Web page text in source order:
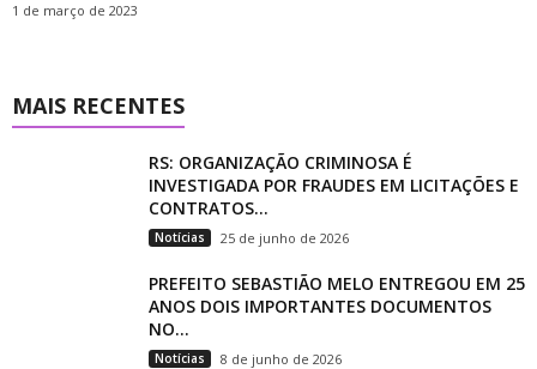
1 de março de 2023
MAIS RECENTES
RS: ORGANIZAÇÃO CRIMINOSA É
INVESTIGADA POR FRAUDES EM LICITAÇÕES E
CONTRATOS...
Notícias 25 de junho de 2026
PREFEITO SEBASTIÃO MELO ENTREGOU EM 25
ANOS DOIS IMPORTANTES DOCUMENTOS
NO...
Notícias 8 de junho de 2026